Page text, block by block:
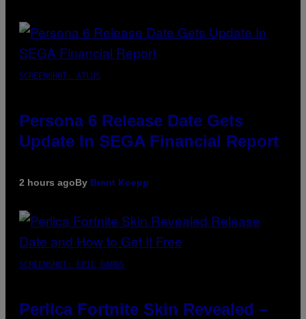
SCREENSHOT: ATLUS
Persona 6 Release Date Gets
Update In SEGA Financial Report
2 hours agoBy Brent Koepp
SCREENSHOT: EPIC GAMES
Perlica Fortnite Skin Revealed –